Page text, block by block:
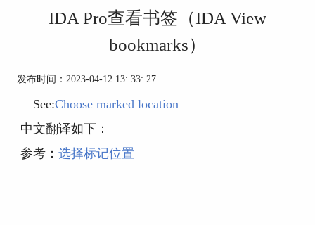
IDA Pro查看书签（IDA View
bookmarks）
发布时间：2023-04-12 13: 33: 27
See:Choose marked location
中文翻译如下：
参考： 选择标记位置